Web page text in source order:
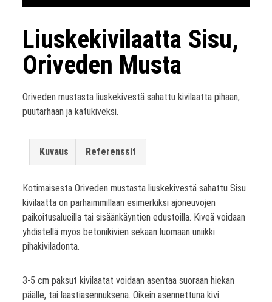
Liuskekivilaatta Sisu,
Oriveden Musta
Oriveden mustasta liuskekivestä sahattu kivilaatta pihaan,
puutarhaan ja katukiveksi.
Kuvaus Referenssit
Kotimaisesta Oriveden mustasta liuskekivestä sahattu Sisu
kivilaatta on parhaimmillaan esimerkiksi ajoneuvojen
paikoitusalueilla tai sisäänkäyntien edustoilla. Kiveä voidaan
yhdistellä myös betonikivien sekaan luomaan uniikki
pihakiviladonta.
3-5 cm paksut kivilaatat voidaan asentaa suoraan hiekan
päälle, tai laastiasennuksena. Oikein asennettuna kivi